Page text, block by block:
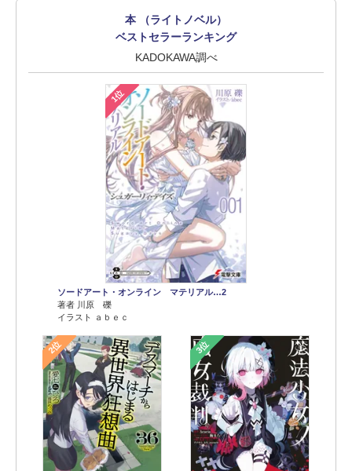
本 （ライトノベル）
ベストセラーランキング
KADOKAWA調べ
1位
ソードアート・オンライン マテリアル…2
著者 川原 礫
イラスト ａｂｅｃ
2位 3位